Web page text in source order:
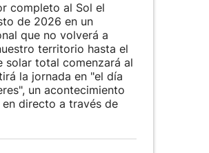
completo al Sol el
de 2026 en un
que no volverá a
territorio hasta el
solar total comenzará al
la jornada en "el día
un acontecimiento
directo a través de